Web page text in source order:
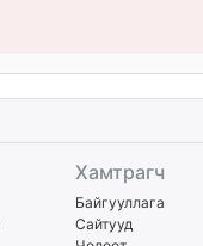
Хамтрагч
Байгууллага
Сайтууд